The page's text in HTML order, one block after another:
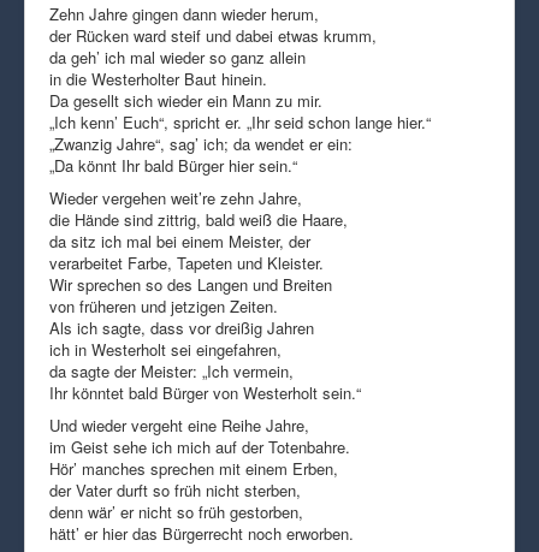
Zehn Jahre gingen dann wieder herum,
der Rücken ward steif und dabei etwas krumm,
da geh’ ich mal wieder so ganz allein
in die Westerholter Baut hinein.
Da gesellt sich wieder ein Mann zu mir.
„Ich kenn’ Euch“, spricht er. „Ihr seid schon lange hier.“
„Zwanzig Jahre“, sag’ ich; da wendet er ein:
„Da könnt Ihr bald Bürger hier sein.“
Wieder vergehen weit’re zehn Jahre,
die Hände sind zittrig, bald weiß die Haare,
da sitz ich mal bei einem Meister, der
verarbeitet Farbe, Tapeten und Kleister.
Wir sprechen so des Langen und Breiten
von früheren und jetzigen Zeiten.
Als ich sagte, dass vor dreißig Jahren
ich in Westerholt sei eingefahren,
da sagte der Meister: „Ich vermein,
Ihr könntet bald Bürger von Westerholt sein.“
Und wieder vergeht eine Reihe Jahre,
im Geist sehe ich mich auf der Totenbahre.
Hör’ manches sprechen mit einem Erben,
der Vater durft so früh nicht sterben,
denn wär’ er nicht so früh gestorben,
hätt’ er hier das Bürgerrecht noch erworben.